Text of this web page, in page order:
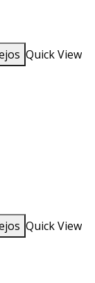
Quick View
Quick View